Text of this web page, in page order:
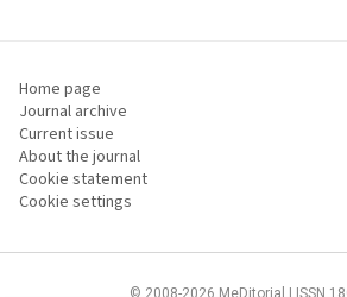
Home page
Journal archive
Current issue
About the journal
Cookie statement
Cookie settings
© 2008-2026 MeDitorial | ISSN